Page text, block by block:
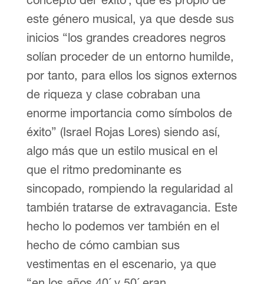
este género musical, ya que desde sus
inicios “los grandes creadores negros
solían proceder de un entorno humilde,
por tanto, para ellos los signos externos
de riqueza y clase cobraban una
enorme importancia como símbolos de
éxito” (Israel Rojas Lores) siendo así,
algo más que un estilo musical en el
que el ritmo predominante es
sincopado, rompiendo la regularidad al
también tratarse de extravagancia. Este
hecho lo podemos ver también en el
hecho de cómo cambian sus
vestimentas en el escenario, ya que